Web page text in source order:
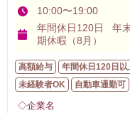
10:00〜19:00
年間休日120日 年
期休暇（8月）
高額給与 年間休日120日以
未経験者OK
自動車通勤可
◇企業名